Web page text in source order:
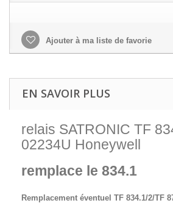
Ajouter à ma liste de favorie
EN SAVOIR PLUS
relais SATRONIC TF
02234U Honeywell
remplace le 834.1
Remplacement éventuel TF 834.1/2/TF